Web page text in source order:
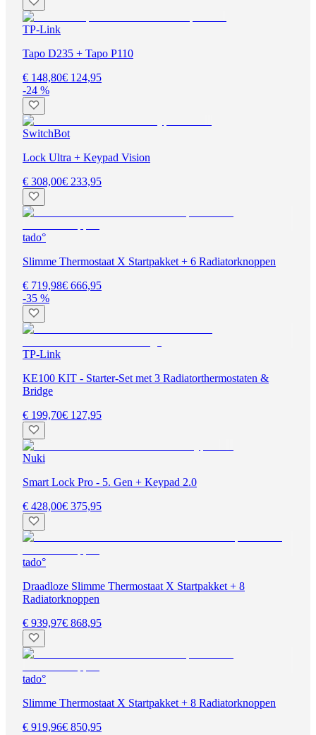
TP-Link
Tapo D235 + Tapo P110
€ 148,80€ 124,95
-24 %
SwitchBot
Lock Ultra + Keypad Vision
€ 308,00€ 233,95
tado°
Slimme Thermostaat X Startpakket + 6 Radiatorknoppen
€ 719,98€ 666,95
-35 %
TP-Link
KE100 KIT - Starter-Set met 3 Radiatorthermostaten &
Bridge
€ 199,70€ 127,95
Nuki
Smart Lock Pro - 5. Gen + Keypad 2.0
€ 428,00€ 375,95
tado°
Draadloze Slimme Thermostaat X Startpakket + 8
Radiatorknoppen
€ 939,97€ 868,95
tado°
Slimme Thermostaat X Startpakket + 8 Radiatorknoppen
€ 919,96€ 850,95